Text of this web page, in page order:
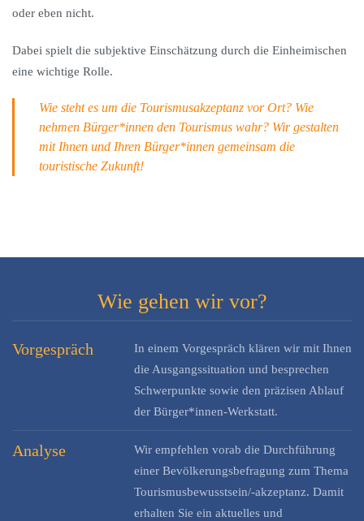
oder eben nicht.
Dabei spielt die subjektive Einschätzung durch die Einheimischen
eine wichtige Rolle.
Wie steht es um die Tourismusakzeptanz vor Ort? Wie
nehmen Bürger*innen den Tourismus wahr? Wir gestalten
mit Ihnen und Ihren Bürger*innen gemeinsam die
touristische Zukunft!
Wie gehen wir vor?
Vorgespräch
In einem Vorgespräch klären wir mit Ihnen
die Ausgangssituation und besprechen
Schwerpunkte sowie den präzisen Ablauf
der Bürger*innen-Werkstatt.
Analyse
Wir empfehlen vorab die Durchführung
einer Bevölkerungsbefragung zum Thema
Tourismusbewusstsein/-akzeptanz. Damit
erhalten Sie ein aktuelles und